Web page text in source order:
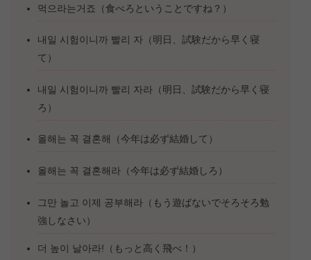
먹으라는거죠（食べろということですね？）
내일 시험이니까 빨리 자（明日、試験だから早く寝
て）
내일 시험이니까 빨리 자라（明日、試験だから早く寝
ろ）
올해는 꼭 결혼해（今年は必ず結婚して）
올해는 꼭 결혼해라（今年は必ず結婚しろ）
그만 놀고 이제 공부해라（もう遊ばないでそろそろ勉
強しなさい）
더 높이 날아라!（もっと高く飛べ！）